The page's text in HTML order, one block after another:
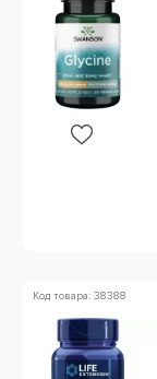
Код товара: 38388